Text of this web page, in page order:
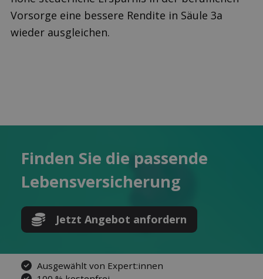
Vorsorge eine bessere Rendite in Säule 3a
wieder ausgleichen.
Finden Sie die pas­sende
Lebens­versicherung
Jetzt Angebot anfordern
Ausgewählt von Expert:innen